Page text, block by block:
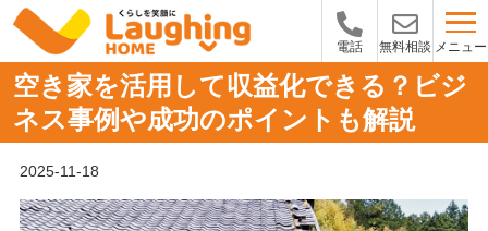
電話 無料相談 メニュー
空き家を活用して収益化できる？ビジ
ネス事例や成功のポイントも解説
2025-11-18